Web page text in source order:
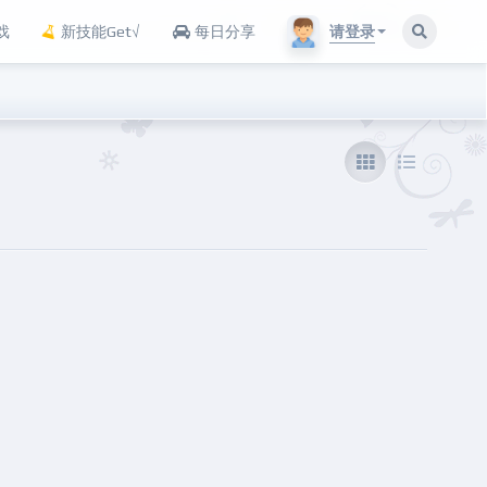
新技能Get√ 每日分享 请登录